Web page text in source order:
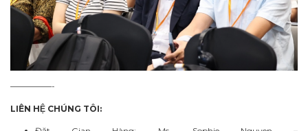
—————-
LIÊN HỆ CHÚNG TÔI: